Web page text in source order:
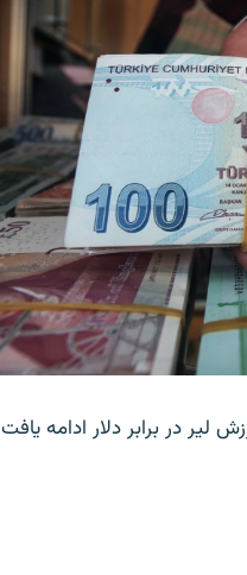
لیر در برابر دلار ادامه